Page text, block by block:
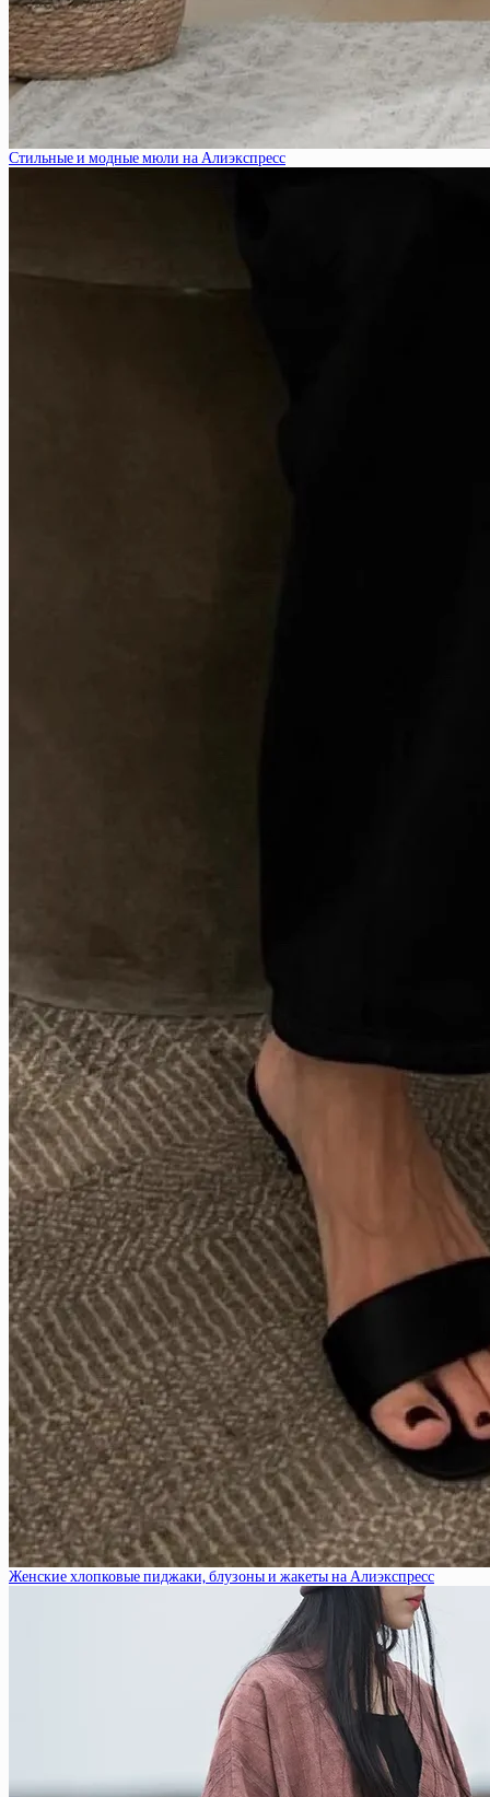
Стильные и модные мюли на Алиэкспресс
Женские хлопковые пиджаки, блузоны и жакеты на Алиэкспресс